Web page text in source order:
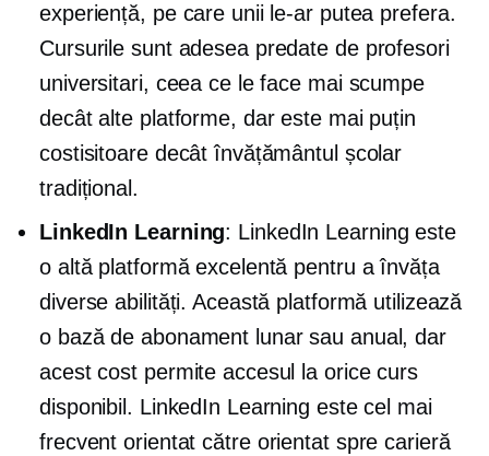
experiență, pe care unii le-ar putea prefera.
Cursurile sunt adesea predate de profesori
universitari, ceea ce le face mai scumpe
decât alte platforme, dar este mai puțin
costisitoare decât învățământul școlar
tradițional.
LinkedIn Learning: LinkedIn Learning este
o altă platformă excelentă pentru a învăța
diverse abilități. Această platformă utilizează
o bază de abonament lunar sau anual, dar
acest cost permite accesul la orice curs
disponibil. LinkedIn Learning este cel mai
frecvent orientat către orientat spre carieră